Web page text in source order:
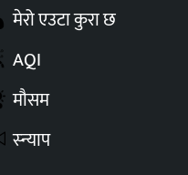
मेरो एउटा कुरा छ
AQI
मौसम
स्न्याप